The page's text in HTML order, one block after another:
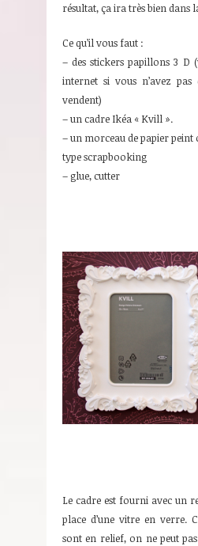
résultat, ça ira très bien dans
Ce qu’il vous faut :
– des stickers papillons 3 D
internet si vous n’avez
vendent)
– un cadre Ikéa « Kvill ».
– un morceau de papier peint
type scrapbooking
– glue, cutter
Le cadre est fourni avec un
place d’une vitre en verre.
sont en relief, on ne peut